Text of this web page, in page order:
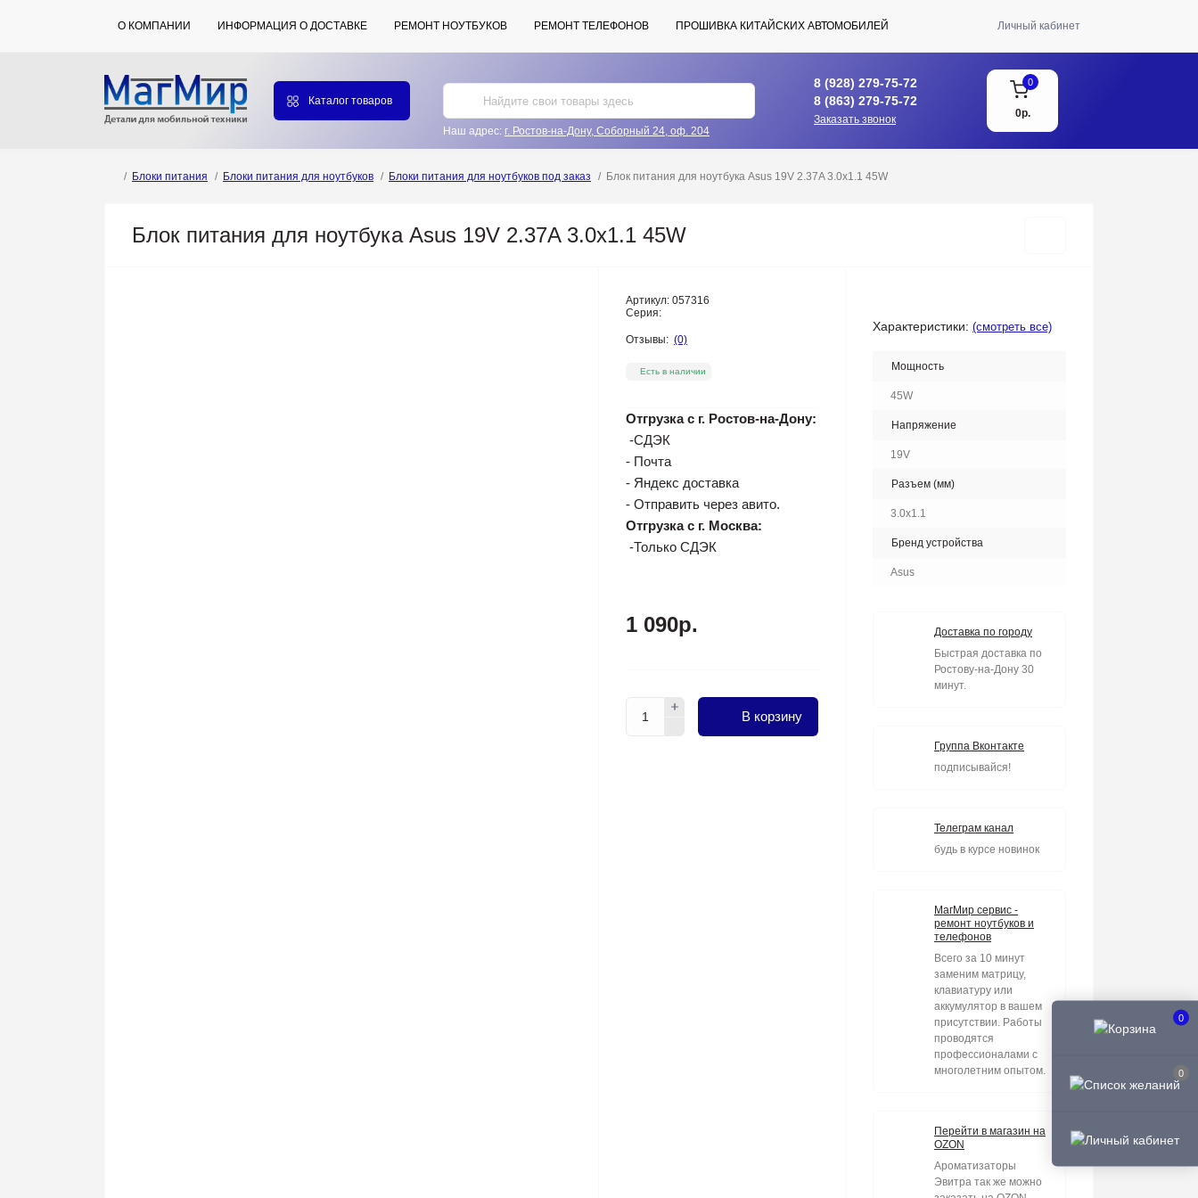
0
0
О КОМПАНИИ ИНФОРМАЦИЯ О ДОСТАВКЕ РЕМОНТ НОУТБУКОВ РЕМОНТ ТЕЛЕФОНОВ ПРОШИВКА КИТАЙСКИХ АВТОМОБИЛЕЙ Личный кабинет
Каталог товаров
Наш адрес: г. Ростов-на-Дону, Соборный 24, оф. 204
8 (928) 279-75-72
8 (863) 279-75-72
Заказать звонок
0
0р.
Блоки питания Блоки питания для ноутбуков Блоки питания для ноутбуков под заказ Блок питания для ноутбука Asus 19V 2.37A 3.0x1.1 45W
Блок питания для ноутбука Asus 19V 2.37A 3.0x1.1 45W
Артикул: 057316
Серия:
Отзывы: (0)
Есть в наличии
Отгрузка с г. Ростов-на-Дону:
-СДЭК
- Почта
- Яндекс доставка
- Отправить через авито.
Отгрузка с г. Москва:
-Только СДЭК
1 090р.
В корзину
Характеристики: (смотреть все)
Мощность
45W
Напряжение
19V
Разъем (мм)
3.0x1.1
Бренд устройства
Asus
Доставка по городу
Быстрая доставка по
Ростову-на-Дону 30
минут.
Группа Вконтакте
подписывайся!
Телеграм канал
будь в курсе новинок
МагМир сервис -
ремонт ноутбуков и
телефонов
Всего за 10 минут
заменим матрицу,
клавиатуру или
аккумулятор в вашем
присутствии. Работы
проводятся
профессионалами с
многолетним опытом.
Перейти в магазин на
OZON
Ароматизаторы
Эвитра так же можно